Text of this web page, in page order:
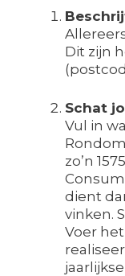
Dit zijn
Schat
Vul in
zo’n
dient
vinken.
Voer